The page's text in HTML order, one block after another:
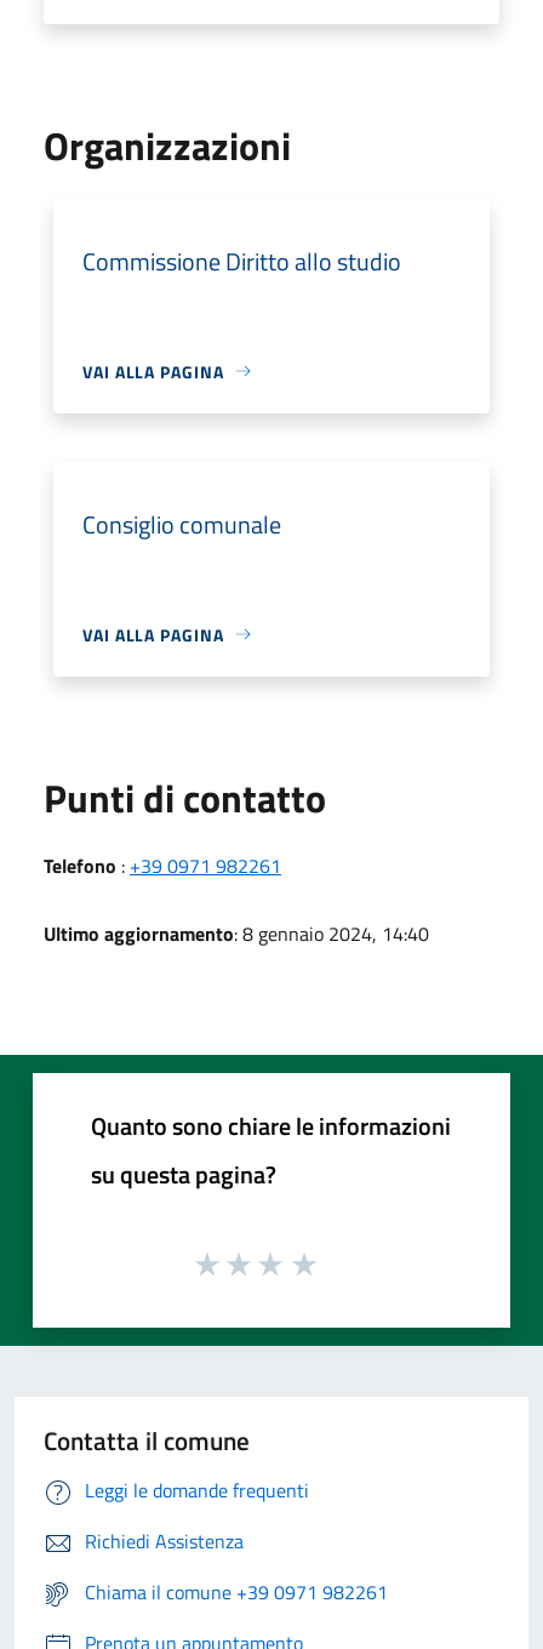
Organizzazioni
Commissione Diritto allo studio
VAI ALLA PAGINA
Consiglio comunale
VAI ALLA PAGINA
Punti di contatto
Telefono : +39 0971 982261
Ultimo aggiornamento: 8 gennaio 2024, 14:40
Quanto sono chiare le informazioni
su questa pagina?
Contatta il comune
Leggi le domande frequenti
Richiedi Assistenza
Chiama il comune +39 0971 982261